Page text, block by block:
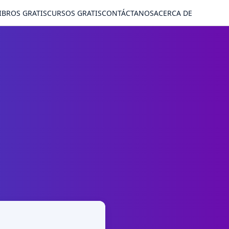
GRATISCURSOS GRATISCONTÁCTANOSACERCA DE